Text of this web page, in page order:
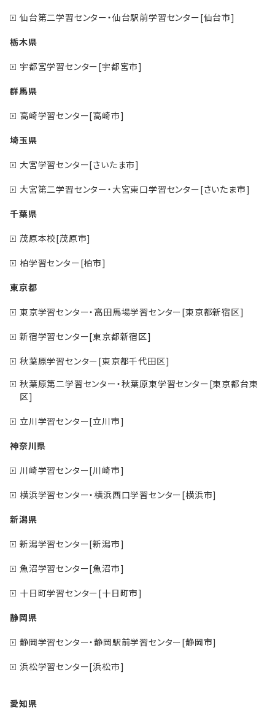
仙台第二学習センター・仙台駅前学習センター[仙台市]
栃木県
宇都宮学習センター[宇都宮市]
群馬県
高崎学習センター[高崎市]
埼玉県
大宮学習センター[さいたま市]
大宮第二学習センター・大宮東口学習センター[さいたま市]
千葉県
茂原本校[茂原市]
柏学習センター[柏市]
東京都
東京学習センター・高田馬場学習センター[東京都新宿区]
新宿学習センター[東京都新宿区]
秋葉原学習センター[東京都千代田区]
秋葉原第二学習センター・秋葉原東学習センター[東京都台東
区]
立川学習センター[立川市]
神奈川県
川崎学習センター[川崎市]
横浜学習センター・横浜西口学習センター[横浜市]
新潟県
新潟学習センター[新潟市]
魚沼学習センター[魚沼市]
十日町学習センター[十日町市]
静岡県
静岡学習センター・静岡駅前学習センター[静岡市]
浜松学習センター[浜松市]
愛知県